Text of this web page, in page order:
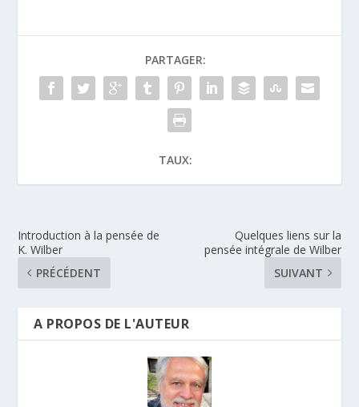
PARTAGER:
TAUX:
Introduction à la pensée de
K. Wilber
PRÉCÉDENT
Quelques liens sur la
pensée intégrale de Wilber
SUIVANT
A PROPOS DE L'AUTEUR